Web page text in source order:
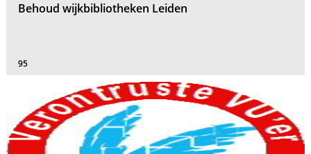
Behoud wijkbibliotheken Leiden
95